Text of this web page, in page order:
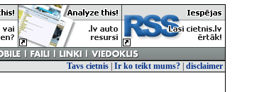
Tavs cietnis Ir ko teikt mums? disclaimer